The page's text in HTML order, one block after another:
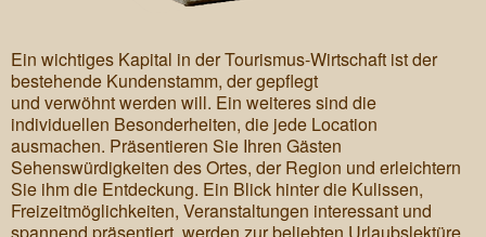
Ein wichtiges Kapital in der Tourismus-Wirtschaft ist der
bestehende Kundenstamm, der gepflegt
und verwöhnt werden will. Ein weiteres sind die
individuellen Besonderheiten, die jede Location
ausmachen. Präsentieren Sie Ihren Gästen
Sehenswürdigkeiten des Ortes, der Region und erleichtern
Sie ihm die Entdeckung. Ein Blick hinter die Kulissen,
Freizeitmöglichkeiten, Veranstaltungen interessant und